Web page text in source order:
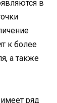
в
к более
а также
ряд